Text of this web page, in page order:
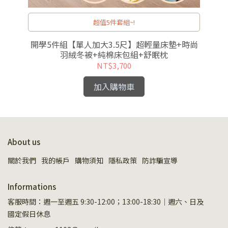
超值5件套組~!
開學5件組【單人加大3.5尺】超輕量床墊+時尚
羽絨冬被+純棉床包組+舒眠枕
NT$3,700
加入購物車
About us
關於我們 我的帳戶 購物須知 隱私政策 防詐騙宣導
Informations
客服時間：週一至週五 9:30-12:00；13:00-18:30｜週六、日及
國定假日休息